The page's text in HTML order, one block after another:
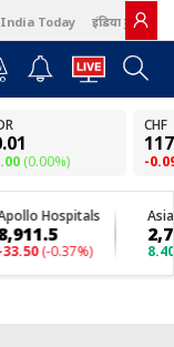
India Today इंडिया टुडे हिंदी